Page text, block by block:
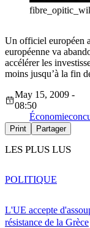
Un officiel européen
européenne va
accélérer les
moins jusqu’à la fin
May 15, 2009 -
08:50
Économie
Print Partager
LES PLUS LUS
L'UE accepte
résistance de la Grèce
POLITIQUE